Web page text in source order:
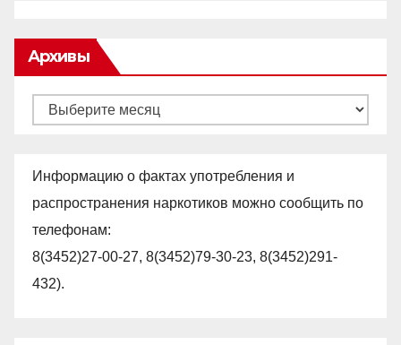
Архивы
Архивы
Информацию о фактах употребления и
распространения наркотиков можно сообщить по
телефонам:
8(3452)27-00-27, 8(3452)79-30-23, 8(3452)291-
432).